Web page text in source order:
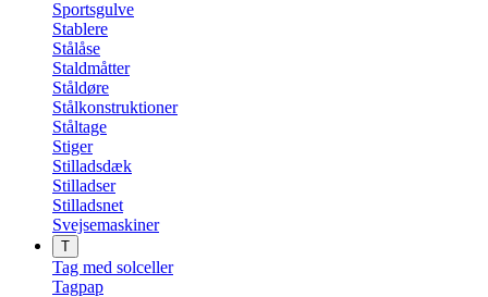
Sportsgulve
Stablere
Stålåse
Staldmåtter
Ståldøre
Stålkonstruktioner
Ståltage
Stiger
Stilladsdæk
Stilladser
Stilladsnet
Svejsemaskiner
T
Tag med solceller
Tagpap